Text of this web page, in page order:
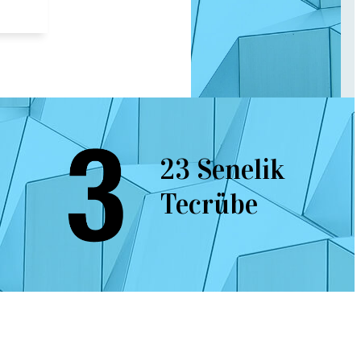
23 Senelik
Tecrübe